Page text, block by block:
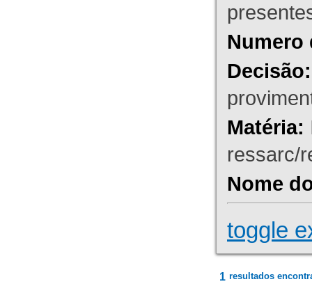
Numero
Decisão:
Matéria:
ressarc/
Nome
toggle
1 resultados